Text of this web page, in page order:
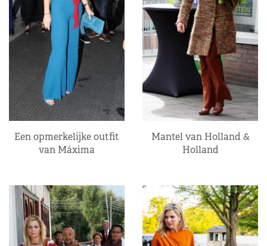
Een opmerkelijke outfit
van Máxima
Mantel van Holland &
Holland